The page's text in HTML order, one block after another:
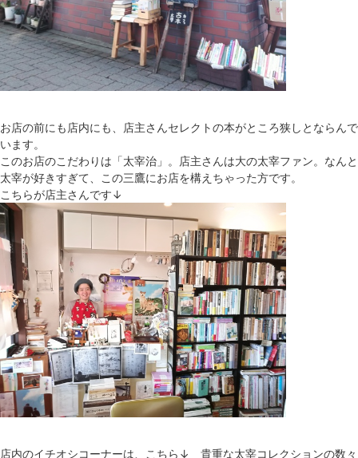
お店の前にも店内にも、店主さんセレクトの本がところ狭しとならんで
います。
このお店のこだわりは「太宰治」。店主さんは大の太宰ファン。なんと
太宰が好きすぎて、この三鷹にお店を構えちゃった方です。
こちらが店主さんです↓
店内のイチオシコーナーは、こちら↓ 貴重な太宰コレクションの数々